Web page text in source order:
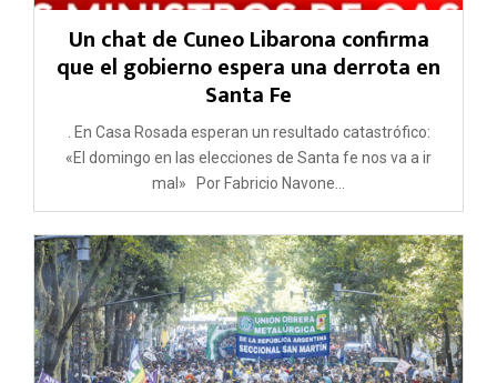
Un chat de Cuneo Libarona confirma
que el gobierno espera una derrota en
Santa Fe
. En Casa Rosada esperan un resultado catastrófico:
«El domingo en las elecciones de Santa fe nos va a ir
mal» Por Fabricio Navone...